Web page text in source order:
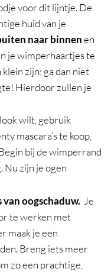
voor dit lijntje. De
huid van je
naar binnenen
je wimperhaartjes te
zijn; ga dan niet
Hierdoor zullen je
wilt, gebruik
mascara’s te koop,
bij de wimperrand
Nu zijn je ogen
oogschaduw.Je
te werken met
maak je een
Breng iets meer
zo een prachtige,